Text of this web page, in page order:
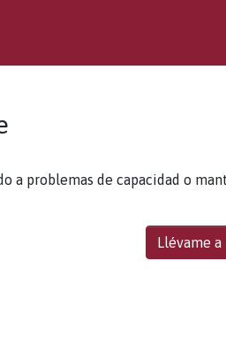
a problemas de capacidad o
Llévame